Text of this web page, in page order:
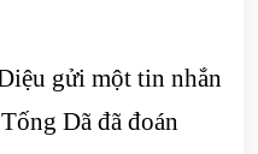
gửi một tin nhắn
Dã đã đoán